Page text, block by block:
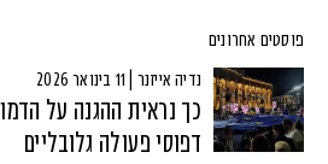
פוסטים אחרונים
נדיה אייזנר | 11 בינואר 2026
דפוסי פעולה גלובליים